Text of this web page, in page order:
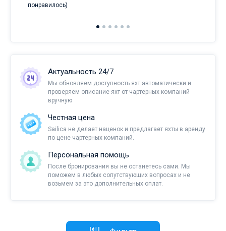
понравилось)
Актуальность 24/7
Мы обновляем доступность яхт автоматически и
проверяем описание яхт от чартерных компаний
вручную
Честная цена
Sailica не делает наценок и предлагает яхты в аренду
по цене чартерных компаний.
Персональная помощь
После бронирования вы не останетесь сами. Мы
поможем в любых сопутствующих вопросах и не
возьмем за это дополнительных оплат.